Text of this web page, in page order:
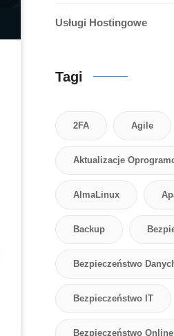
Usługi Hostingowe
Tagi
2FA Agile
Aktualizacje
AlmaLinux
Backup
Bezpieczeństwo
Bezpieczeństwo IT
Bezpieczeństwo Online